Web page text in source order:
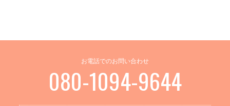
お電話でのお問い合わせ
080-1094-9644